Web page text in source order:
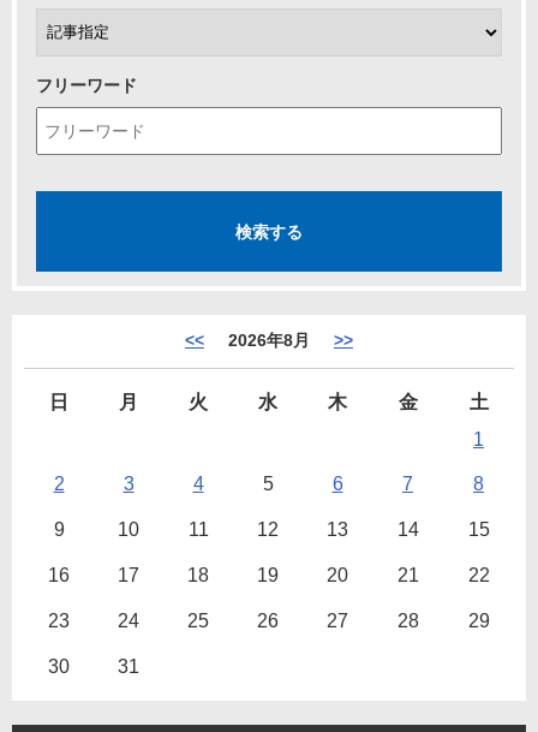
フリーワード
<< 2026年8月 >>
日 月 火 水 木 金
土
1
2 3 4 5 6 7 8
9 10 11 12 13 14 15
16 17 18 19 20 21 22
23 24 25 26 27 28 29
30 31